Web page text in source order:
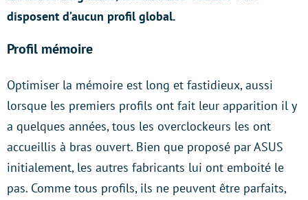
disposent d’aucun profil global.
Profil mémoire
Optimiser la mémoire est long et fastidieux, aussi
lorsque les premiers profils ont fait leur apparition il y
a quelques années, tous les overclockeurs les ont
accueillis à bras ouvert. Bien que proposé par ASUS
initialement, les autres fabricants lui ont emboité le
pas. Comme tous profils, ils ne peuvent être parfaits,